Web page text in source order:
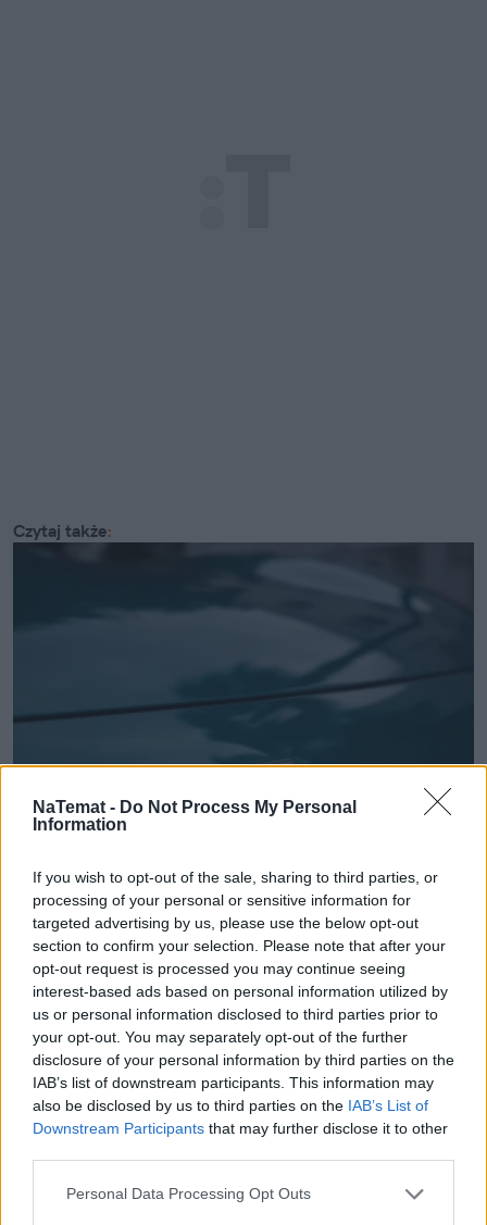
NaTemat - Do Not Process My Personal
Information
If you wish to opt-out of the sale, sharing to third parties, or
processing of your personal or sensitive information for
targeted advertising by us, please use the below opt-out
section to confirm your selection. Please note that after your
opt-out request is processed you may continue seeing
interest-based ads based on personal information utilized by
us or personal information disclosed to third parties prior to
your opt-out. You may separately opt-out of the further
disclosure of your personal information by third parties on the
IAB’s list of downstream participants. This information may
also be disclosed by us to third parties on the IAB’s List of
Downstream Participants that may further disclose it to other
Personal Data Processing Opt Outs
Czytaj także:
Motoryzacja
Ferrari lub Porsche na spółkę z
kumplami? Gen Z znalazło genialny
sposób na luksus
Oprócz mocy, Porsche stawia na luksus, bo do oferty
trafia nowy pakiet Interior Style Package,
dostępny dla wszystkich elektrycznych modeli
Cayenne.